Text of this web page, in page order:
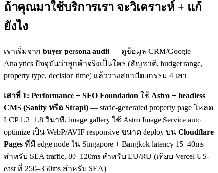
ถ้าคุณมาใช้บริการเรา จะวิเคราะห์ + แก้
ยังไง
เราเริ่มจาก buyer persona audit — ดูข้อมูล CRM/Google
Analytics ปัจจุบันว่าลูกค้าจริงเป็นใคร (สัญชาติ, budget range,
property type, decision time) แล้ววางสถาปัตยกรรม 4 เสา
เสาที่ 1: Performance + SEO Foundation ใช้ Astro + headless
CMS (Sanity หรือ Strapi) — static-generated property page โหลด
LCP 1.2–1.8 วินาที, image gallery ใช้ Astro Image Service auto-
optimize เป็น WebP/AVIF responsive ขนาด deploy บน Cloudflare
Pages ที่มี edge node ใน Singapore + Bangkok latency 15–40ms
สำหรับ SEA traffic, 80–120ms สำหรับ EU/RU (เทียบ Vercel US-
east ที่ 250–350ms สำหรับ SEA)